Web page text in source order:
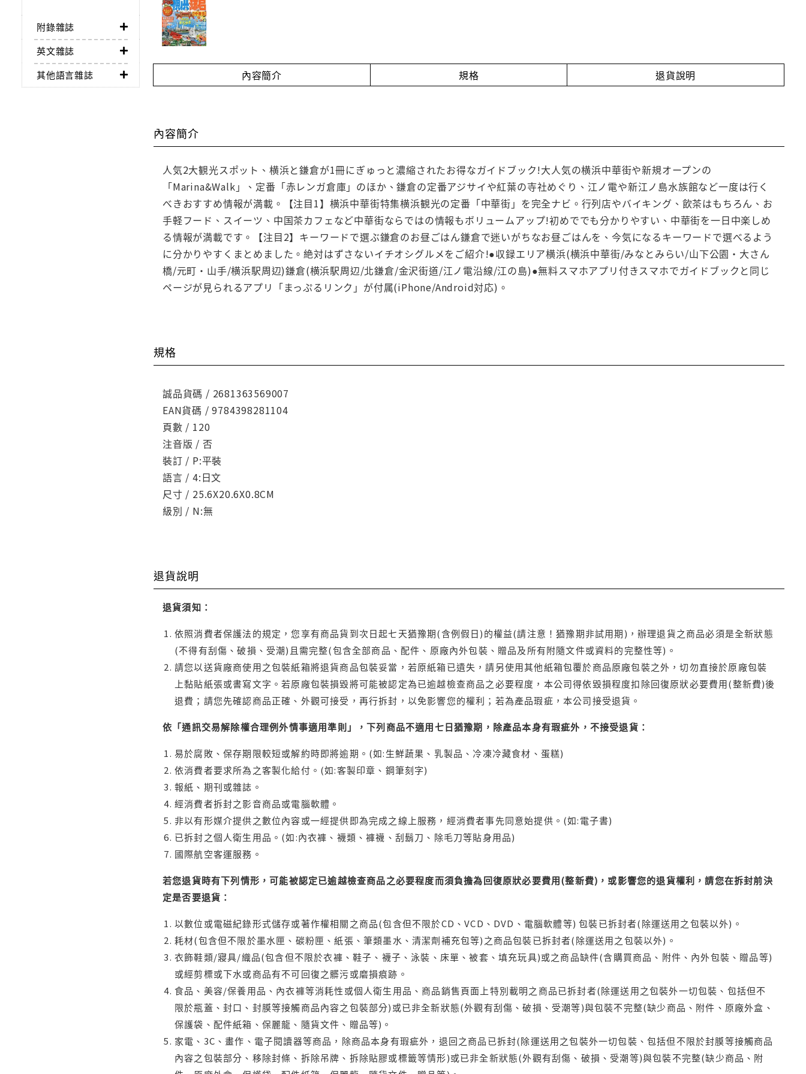
附錄雜誌
英文雜誌
其他語言雜誌
內容簡介 規格 退貨說明
內容簡介
人気2大観光スポット、横浜と鎌倉が1冊にぎゅっと濃縮されたお得なガイドブック!大人気の横浜中華街や新規オープンの
「Marina&Walk」、定番「赤レンガ倉庫」のほか、鎌倉の定番アジサイや紅葉の寺社めぐり、江ノ電や新江ノ島水族館など一度は行く
べきおすすめ情報が満載。【注目1】横浜中華街特集横浜観光の定番「中華街」を完全ナビ。行列店やバイキング、飲茶はもちろん、お
手軽フード、スイーツ、中国茶カフェなど中華街ならではの情報もボリュームアップ!初めででも分かりやすい、中華街を一日中楽しめ
る情報が満載です。【注目2】キーワードで選ぶ鎌倉のお昼ごはん鎌倉で迷いがちなお昼ごはんを、今気になるキーワードで選べるよう
に分かりやすくまとめました。絶対はずさないイチオシグルメをご紹介!●収録エリア横浜(横浜中華街/みなとみらい/山下公園・大さん
橋/元町・山手/横浜駅周辺)鎌倉(横浜駅周辺/北鎌倉/金沢街道/江ノ電沿線/江の島)●無料スマホアプリ付きスマホでガイドブックと同じ
ページが見られるアプリ「まっぷるリンク」が付属(iPhone/Android対応)。
規格
誠品貨碼 / 2681363569007
EAN貨碼 / 9784398281104
頁數 / 120
注音版 / 否
裝訂 / P:平裝
語言 / 4:日文
尺寸 / 25.6X20.6X0.8CM
級別 / N:無
退貨說明
退貨須知：
依照消費者保護法的規定，您享有商品貨到次日起七天猶豫期(含例假日)的權益(請注意！猶豫期非試用期)，辦理退貨之商品必須是全新狀態
(不得有刮傷、破損、受潮)且需完整(包含全部商品、配件、原廠內外包裝、贈品及所有附隨文件或資料的完整性等)。
請您以送貨廠商使用之包裝紙箱將退貨商品包裝妥當，若原紙箱已遺失，請另使用其他紙箱包覆於商品原廠包裝之外，切勿直接於原廠包裝
上黏貼紙張或書寫文字。若原廠包裝損毀將可能被認定為已逾越檢查商品之必要程度，本公司得依毀損程度扣除回復原狀必要費用(整新費)後
退費；請您先確認商品正確、外觀可接受，再行拆封，以免影響您的權利；若為產品瑕疵，本公司接受退貨。
依「通訊交易解除權合理例外情事適用準則」，下列商品不適用七日猶豫期，除產品本身有瑕疵外，不接受退貨：
易於腐敗、保存期限較短或解約時即將逾期。(如:生鮮蔬果、乳製品、冷凍冷藏食材、蛋糕)
依消費者要求所為之客製化給付。(如:客製印章、鋼筆刻字)
報紙、期刊或雜誌。
經消費者拆封之影音商品或電腦軟體。
非以有形媒介提供之數位內容或一經提供即為完成之線上服務，經消費者事先同意始提供。(如:電子書)
已拆封之個人衛生用品。(如:內衣褲、襪類、褲襪、刮鬍刀、除毛刀等貼身用品)
國際航空客運服務。
若您退貨時有下列情形，可能被認定已逾越檢查商品之必要程度而須負擔為回復原狀必要費用(整新費)，或影響您的退貨權利，請您在拆封前決
定是否要退貨：
以數位或電磁紀錄形式儲存或著作權相關之商品(包含但不限於CD、VCD、DVD、電腦軟體等) 包裝已拆封者(除運送用之包裝以外)。
耗材(包含但不限於墨水匣、碳粉匣、紙張、筆類墨水、清潔劑補充包等)之商品包裝已拆封者(除運送用之包裝以外)。
衣飾鞋類/寢具/織品(包含但不限於衣褲、鞋子、襪子、泳裝、床單、被套、填充玩具)或之商品缺件(含購買商品、附件、內外包裝、贈品等)
或經剪標或下水或商品有不可回復之髒污或磨損痕跡。
食品、美容/保養用品、內衣褲等消耗性或個人衛生用品、商品銷售頁面上特別載明之商品已拆封者(除運送用之包裝外一切包裝、包括但不
限於瓶蓋、封口、封膜等接觸商品內容之包裝部分)或已非全新狀態(外觀有刮傷、破損、受潮等)與包裝不完整(缺少商品、附件、原廠外盒、
保護袋、配件紙箱、保麗龍、隨貨文件、贈品等)。
家電、3C、畫作、電子閱讀器等商品，除商品本身有瑕疵外，退回之商品已拆封(除運送用之包裝外一切包裝、包括但不限於封膜等接觸商品
內容之包裝部分、移除封條、拆除吊牌、拆除貼膠或標籤等情形)或已非全新狀態(外觀有刮傷、破損、受潮等)與包裝不完整(缺少商品、附